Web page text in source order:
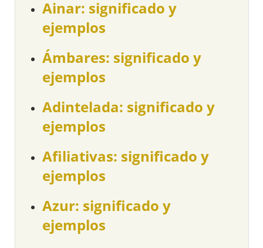
Ainar: significado y
ejemplos
Ámbares: significado y
ejemplos
Adintelada: significado y
ejemplos
Afiliativas: significado y
ejemplos
Azur: significado y
ejemplos